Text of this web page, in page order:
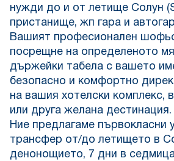
нужди до и от летище Солун
пристанище, жп гара и
Вашият професионален
посрещне на определеното
държейки табела с вашето
безопасно и комфортно
на вашия хотелски комплекс,
или друга желана дестинация.
Ние предлагаме първокласни
трансфер от/до летището в
денонощието, 7 дни в